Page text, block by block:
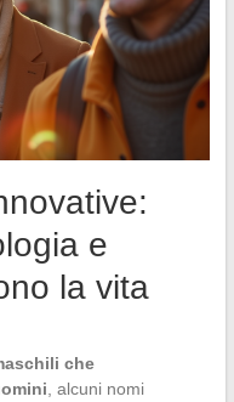
e
la vita
che
, alcuni nomi